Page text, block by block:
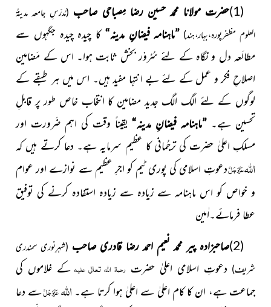
(1) حضرت مولانا محمد حسین رضا مِصباحی صاحب (مُدرّسِ جامعہ مدینۃُ
العلوم مظفرپورہ،بہار،ہند) ”ماہنامہ فیضانِ مدینہ“کا چیدہ چیدہ جگہوں سے
مطالَعہ دل و نگاہ کے لئے سُرُوْر بخش ثابت ہوا۔ اس کے مَضامین
اصلاحِ فکر و عمل کے لئے بے انتہا مفید ہیں۔ اس میں ہر طبقے کے
لوگوں کے لئے الگ الگ جدید مضامین کا انتخاب خاص طور پر قابلِ
تحسین ہے۔ ”ماہنامہ فیضانِ مدینہ“ یقیناً وقت کی اہم ضَرورت اور
مسلکِ اعلیٰ حضرت کی ترجُمانی کا عظیم سرمایہ ہے۔ دعا کرتے ہیں کہ
اللہعَزَّوَجَلَّدعوتِ اسلامی کی پوری ٹیم کو اجرِ عظیم سے نوازے اور عوام
و خواص کو اس ماہنامہ سے زیادہ سے زیادہ استفادہ کرنے کی توفیق
عطا فرمائے۔اٰمین
(2) صاحبزادہ پیر محمد نعیم احمد رضا قادری صاحب (شہرِنوری سمندری
شریف) دعوتِ اسلامی اعلیٰ حضرت رحمۃ اللہ تعالٰی علیہ کے غلاموں کی
جماعت ہے، ان کا کام اعلیٰ سے اعلیٰ ہوا کرتا ہے۔ اللہعَزَّوَجَلَّسے دعا